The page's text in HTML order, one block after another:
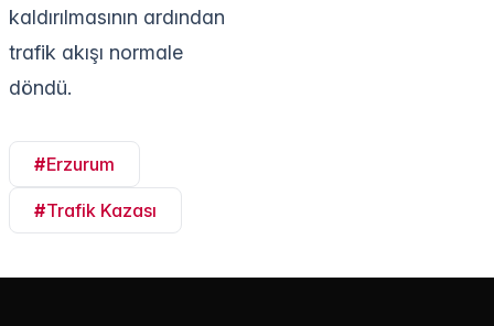
kaldırılmasının ardından
trafik akışı normale
döndü.
#Erzurum
#Trafik Kazası